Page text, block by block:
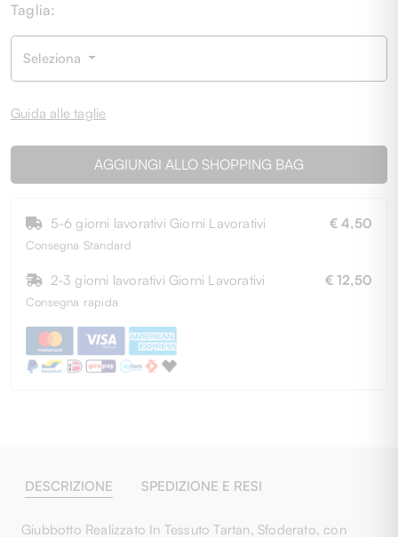
Taglia:
Seleziona
Guida alle taglie
AGGIUNGI ALLO SHOPPING BAG
5-6 giorni lavorativi Giorni Lavorativi € 4,50
Consegna Standard
2-3 giorni lavorativi Giorni Lavorativi € 12,50
Consegna rapida
DESCRIZIONE SPEDIZIONE E RESI
Giubbotto Realizzato In Tessuto Tartan, Sfoderato, con